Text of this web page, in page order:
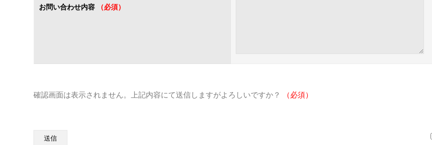
お問い合わせ内容 （必須）
確認画面は表示されません。上記内容にて送信しますがよろしいですか？ （必須）